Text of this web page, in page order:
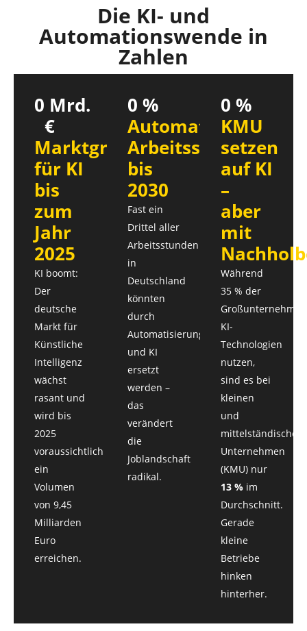
Die KI- und
Automationswende in
Zahlen
0
€
Marktgröße
für KI
bis
zum
Jahr
2025
KI boomt:
Der
deutsche
Markt für
Künstliche
Intelligenz
wächst
rasant und
wird bis
2025
voraussichtlich
ein
Volumen
von 9,45
Milliarden
Euro
erreichen.
0 %
Automatisierbare
Arbeitsstunden
bis
2030
Fast ein
Drittel aller
Arbeitsstunden
in
Deutschland
könnten
durch
Automatisierung
und KI
ersetzt
werden –
das
verändert
die
Joblandschaft
radikal.
0 %
KMU
setzen
auf KI
–
aber
mit
Während
35 % der
Großunternehmen
KI-
Technologien
nutzen,
sind es bei
kleinen
und
mittelständischen
Unternehmen
(KMU) nur
13 % im
Durchschnitt.
Gerade
kleine
Betriebe
hinken
hinterher.